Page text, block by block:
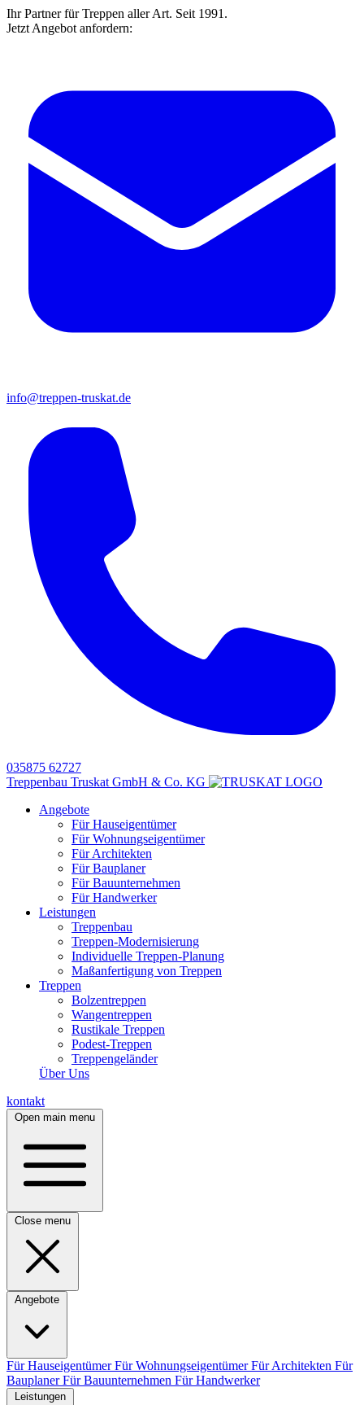
Ihr Partner für Treppen aller Art. Seit 1991.
Jetzt Angebot anfordern:
info@treppen-truskat.de
035875 62727
Treppenbau Truskat GmbH & Co. KG
Angebote
Für Hauseigentümer
Für Wohnungseigentümer
Für Architekten
Für Bauplaner
Für Bauunternehmen
Für Handwerker
Leistungen
Treppenbau
Treppen-Modernisierung
Individuelle Treppen-Planung
Maßanfertigung von Treppen
Treppen
Bolzentreppen
Wangentreppen
Rustikale Treppen
Podest-Treppen
Treppengeländer
Über Uns
kontakt
Open main menu
Close menu
Angebote
Für HauseigentümerFür WohnungseigentümerFür Architekten Für
BauplanerFür Bauunternehmen Für Handwerker
Leistungen